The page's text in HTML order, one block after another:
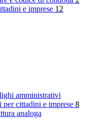
e imprese 12
amministrativi
cittadini e imprese 8
analoga